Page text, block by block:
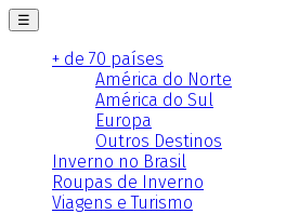
☰
+ de 70 países
América do Norte
América do Sul
Europa
Outros Destinos
Inverno no Brasil
Roupas de Inverno
Viagens e Turismo